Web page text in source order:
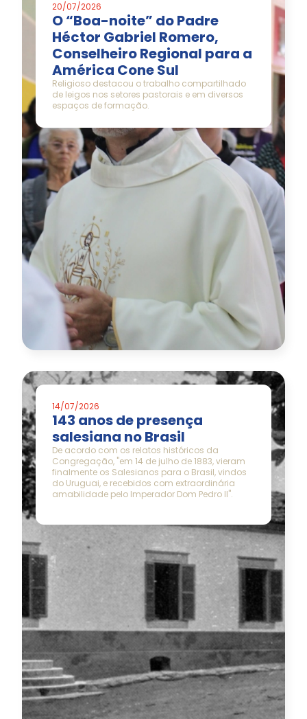
20/07/2026
O “Boa-noite” do Padre
Héctor Gabriel Romero,
Conselheiro Regional para a
América Cone Sul
Religioso destacou o trabalho compartilhado
de leigos nos setores pastorais e em diversos
espaços de formação.
14/07/2026
143 anos de presença
salesiana no Brasil
De acordo com os relatos históricos da
Congregação, "em 14 de julho de 1883, vieram
finalmente os Salesianos para o Brasil, vindos
do Uruguai, e recebidos com extraordinária
amabilidade pelo Imperador Dom Pedro II".